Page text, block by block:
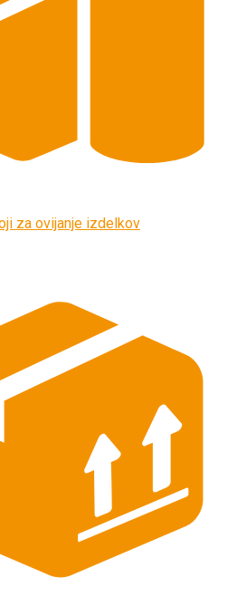
za ovijanje izdelkov